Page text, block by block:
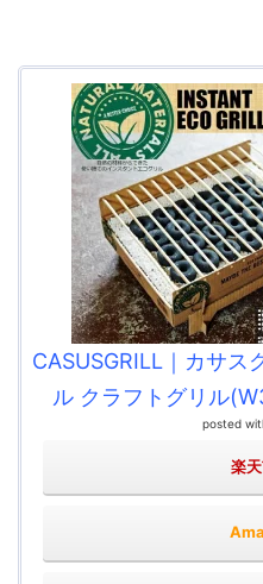
CASUSGRILL｜カサス
ル クラフトグリル
posted
楽